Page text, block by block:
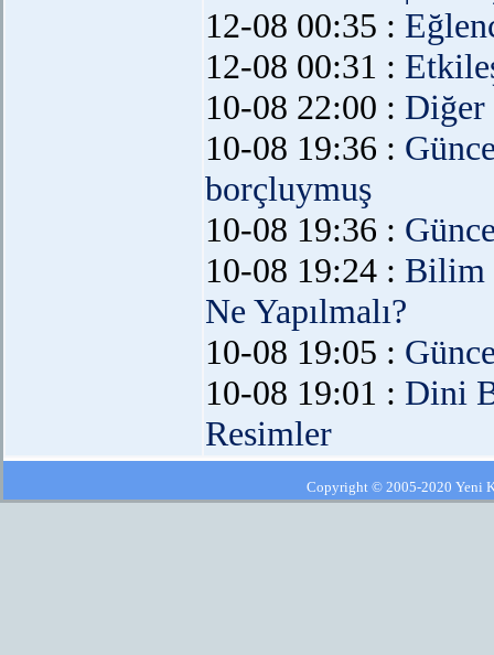
12-08 00:35 :
12-08 00:31 :
10-08 22:00 : Diğer
10-08 19:36 :
borçluymuş
10-08 19:36 :
10-08 19:24 : Bilim
Ne Yapılmalı?
10-08 19:05 :
10-08 19:01 : Dini
Resimler
Copyright © 2005-2020 Yeni